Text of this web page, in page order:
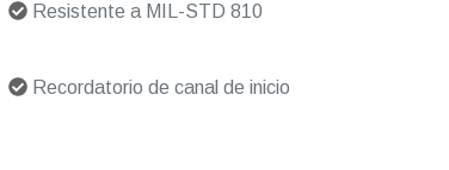
Resistente a MIL-STD 810
Recordatorio de canal de inicio